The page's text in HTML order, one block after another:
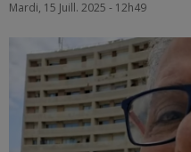
Mardi, 15 Juill. 2025 - 12h49